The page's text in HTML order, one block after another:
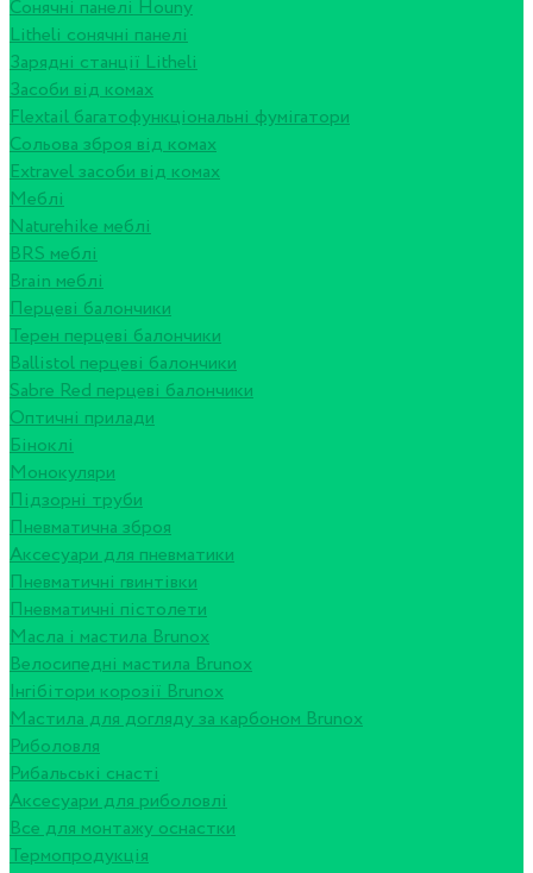
Сонячні панелі Houny
Litheli сонячні панелі
Зарядні станції Litheli
Засоби від комах
Flextail багатофункціональні фумігатори
Сольова зброя від комах
Extravel засоби від комах
Меблі
Naturehike меблі
BRS меблі
Brain меблі
Перцеві балончики
Терен перцеві балончики
Ballistol перцеві балончики
Sabre Red перцеві балончики
Оптичні прилади
Біноклі
Монокуляри
Підзорні труби
Пневматична зброя
Аксесуари для пневматики
Пневматичні гвинтівки
Пневматичні пістолети
Масла і мастила Brunox
Велосипедні мастила Brunox
Інгібітори корозії Brunox
Мастила для догляду за карбоном Brunox
Риболовля
Рибальські снасті
Аксесуари для риболовлі
Все для монтажу оснастки
Термопродукція